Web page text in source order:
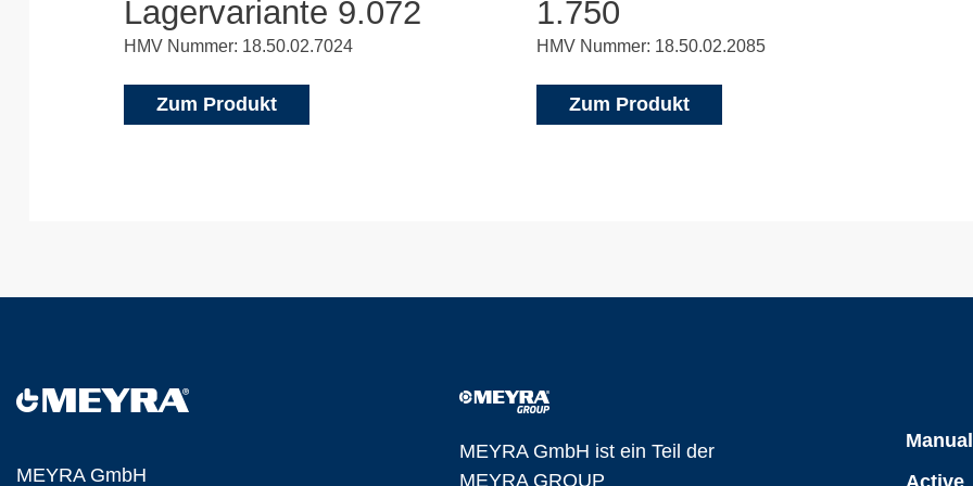
Lagervariante 9.072
HMV Nummer: 18.50.02.7024
Zum Produkt
1.750
HMV Nummer: 18.50.02.2085
Zum Produkt
MEYRA GmbH
MEYRA GmbH ist ein Teil der
MEYRA GROUP
Manual